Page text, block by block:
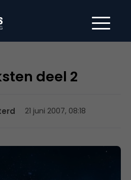
deel 2
21 juni 2007, 08:18